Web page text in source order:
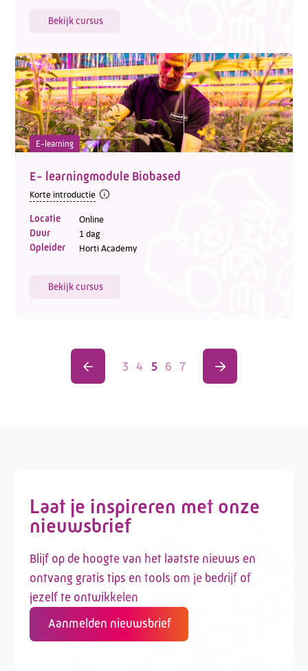
Bekijk cursus
E-learning
E- learningmodule Biobased
Korte introductie
Locatie Online
Duur 1 dag
Opleider Horti Academy
Bekijk cursus
3 4 5 6 7
Laat je inspireren met onze
nieuwsbrief
Blijf op de hoogte van het laatste nieuws en
ontvang gratis tips en tools om je bedrijf of
jezelf te ontwikkelen
Aanmelden nieuwsbrief